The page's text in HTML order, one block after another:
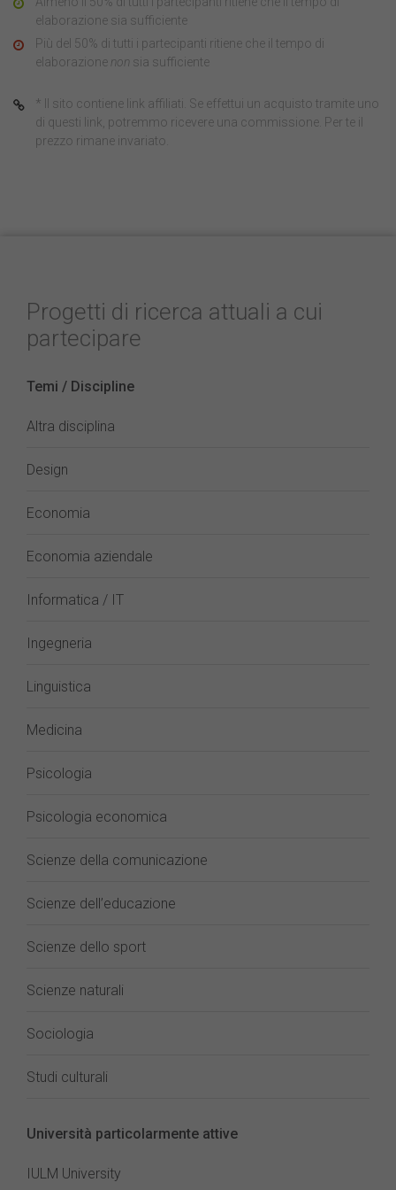
elaborazione sia sufficiente
Più del 50% di tutti i partecipanti ritiene che il tempo di
elaborazione non sia sufficiente
* Il sito contiene link affiliati. Se effettui un acquisto tramite uno
di questi link, potremmo ricevere una commissione. Per te il
prezzo rimane invariato.
Progetti di ricerca attuali a cui
partecipare
Temi / Discipline
Altra disciplina
Design
Economia
Economia aziendale
Informatica / IT
Ingegneria
Linguistica
Medicina
Psicologia
Psicologia economica
Scienze della comunicazione
Scienze dell’educazione
Scienze dello sport
Scienze naturali
Sociologia
Studi culturali
Università particolarmente attive
IULM University